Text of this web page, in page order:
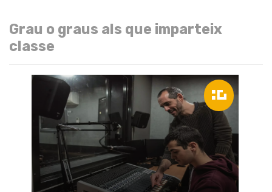
Grau o graus als que imparteix
classe